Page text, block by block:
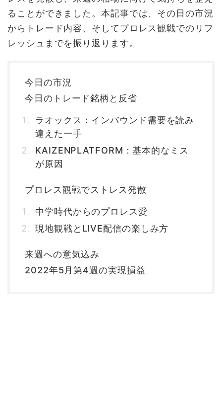
ることができました。本記事では、その日の市況
からトレード内容、そしてプロレス観戦でのリフ
レッシュまでを振り返ります。
今日の市況
今日のトレード銘柄と反省
ラオックス：インバウンド需要を読み
違えた一手
KAIZENPLATFORM：基本的なミス
が原因
プロレス観戦でストレス発散
中学時代からのプロレス愛
現地観戦とLIVE配信の楽しみ方
来週への意気込み
2022年5月第4週の実現損益